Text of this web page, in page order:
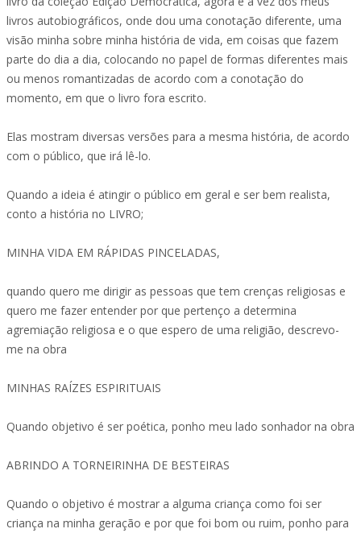
livros autobiográficos, onde dou uma conotação diferente, uma
visão minha sobre minha história de vida, em coisas que fazem
parte do dia a dia, colocando no papel de formas diferentes mais
ou menos romantizadas de acordo com a conotação do
momento, em que o livro fora escrito.
Elas mostram diversas versões para a mesma história, de acordo
com o público, que irá lê-lo.
Quando a ideia é atingir o público em geral e ser bem realista,
conto a história no LIVRO;
MINHA VIDA EM RÁPIDAS PINCELADAS,
quando quero me dirigir as pessoas que tem crenças religiosas e
quero me fazer entender por que pertenço a determina
agremiação religiosa e o que espero de uma religião, descrevo-
me na obra
MINHAS RAÍZES ESPIRITUAIS
Quando objetivo é ser poética, ponho meu lado sonhador na obra
ABRINDO A TORNEIRINHA DE BESTEIRAS
Quando o objetivo é mostrar a alguma criança como foi ser
criança na minha geração e por que foi bom ou ruim, ponho para